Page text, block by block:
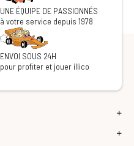
UNE ÉQUIPE DE PASSIONNÉS
à votre service depuis 1978
ENVOI SOUS 24H
pour profiter et jouer illico